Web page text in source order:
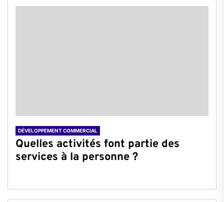
DÉVELOPPEMENT COMMERCIAL
Quelles activités font partie des
services à la personne ?